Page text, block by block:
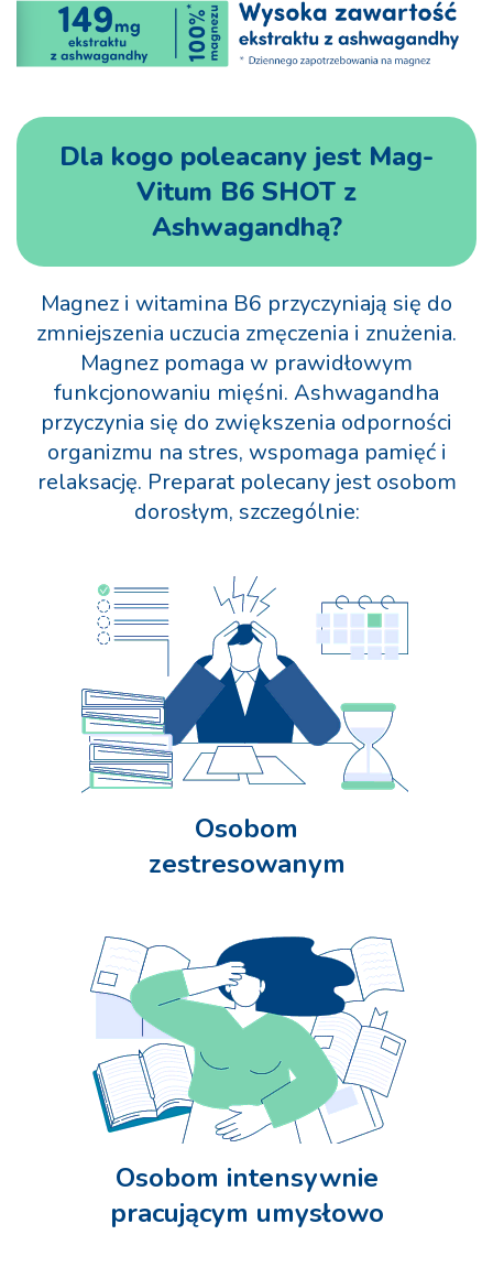
Dla kogo poleacany jest Mag-
Vitum B6 SHOT z
Ashwagandhą?
Magnez i witamina B6 przyczyniają się do
zmniejszenia uczucia zmęczenia i znużenia.
Magnez pomaga w prawidłowym
funkcjonowaniu mięśni. Ashwagandha
przyczynia się do zwiększenia odporności
organizmu na stres, wspomaga pamięć i
relaksację. Preparat polecany jest osobom
dorosłym, szczególnie:
Osobom
zestresowanym
Osobom intensywnie
pracującym umysłowo